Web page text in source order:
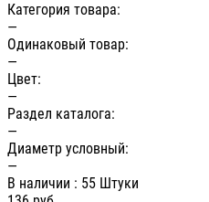
Категория товара:
—
Одинаковый товар:
—
Цвет:
—
Раздел каталога:
—
Диаметр условный:
—
В наличии : 55 Штуки